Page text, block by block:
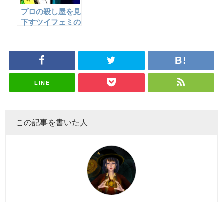
プロの殺し屋を見
下すツイフェミの
LINE
この記事を書いた人